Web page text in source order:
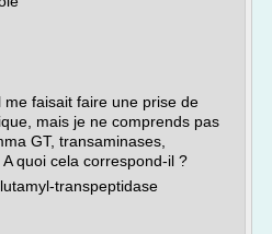
faisait faire une prise de
mais je ne comprends pas
GT, transaminases,
quoi cela correspond-il ?
transpeptidase